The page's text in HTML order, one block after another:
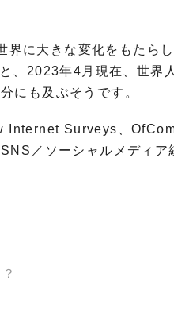
界に大きな変化をもたら
、2023年4月現在、世界
にも及ぶそうです。
Internet Surveys、
／ソーシャルメディア